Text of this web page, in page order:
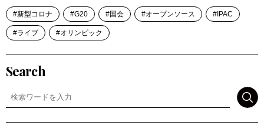
新型コロナ G20 国会 オープンソース IPAC
ライブ オリンピック
Search